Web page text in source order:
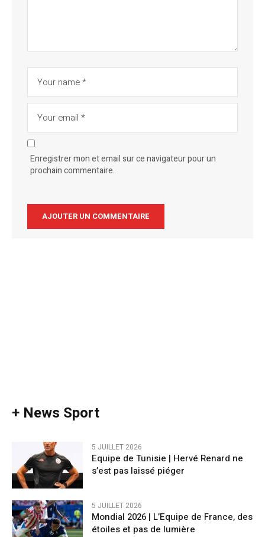
Enregistrer mon et email sur ce navigateur pour un
prochain commentaire.
+ News Sport
5 JUILLET 2026
Equipe de Tunisie | Hervé Renard ne
s’est pas laissé piéger
5 JUILLET 2026
Mondial 2026 | L’Equipe de France, des
étoiles et pas de lumière